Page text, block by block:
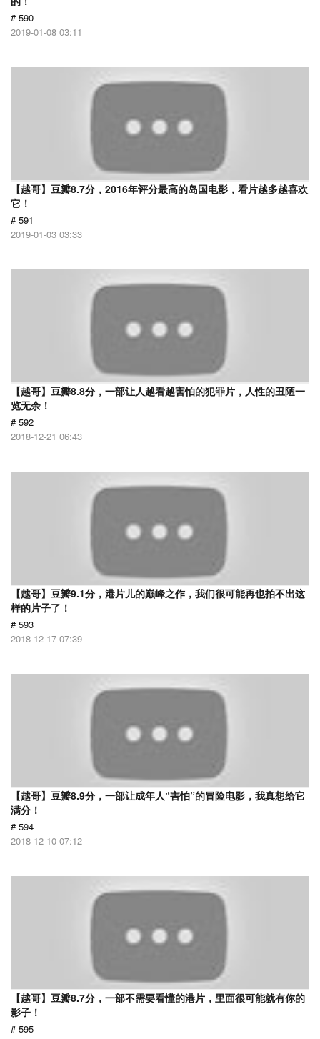
# 590
2019-01-08 03:11
【越哥】豆瓣8.7分，2016年评分最高的岛国电影，看片越多越喜欢
它！
# 591
2019-01-03 03:33
【越哥】豆瓣8.8分，一部让人越看越害怕的犯罪片，人性的丑陋一
览无余！
# 592
2018-12-21 06:43
【越哥】豆瓣9.1分，港片儿的巅峰之作，我们很可能再也拍不出这
样的片子了！
# 593
2018-12-17 07:39
【越哥】豆瓣8.9分，一部让成年人“害怕”的冒险电影，我真想给它
满分！
# 594
2018-12-10 07:12
【越哥】豆瓣8.7分，一部不需要看懂的港片，里面很可能就有你的
影子！
# 595